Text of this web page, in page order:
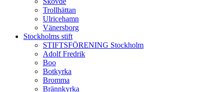
Trollhättan
Ulricehamn
Vänersborg
Stockholms stift
STIFTSFÖRENING Stockholm
Adolf Fredrik
Boo
Botkyrka
Bromma
Brännkyrka